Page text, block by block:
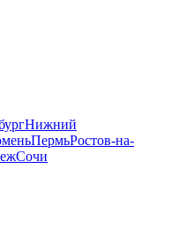
Нижний
ПермьРостов-на-
Сочи